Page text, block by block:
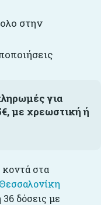
στην
για
με χρεωστική ή
στα
Θεσσαλονίκη
δόσεις με